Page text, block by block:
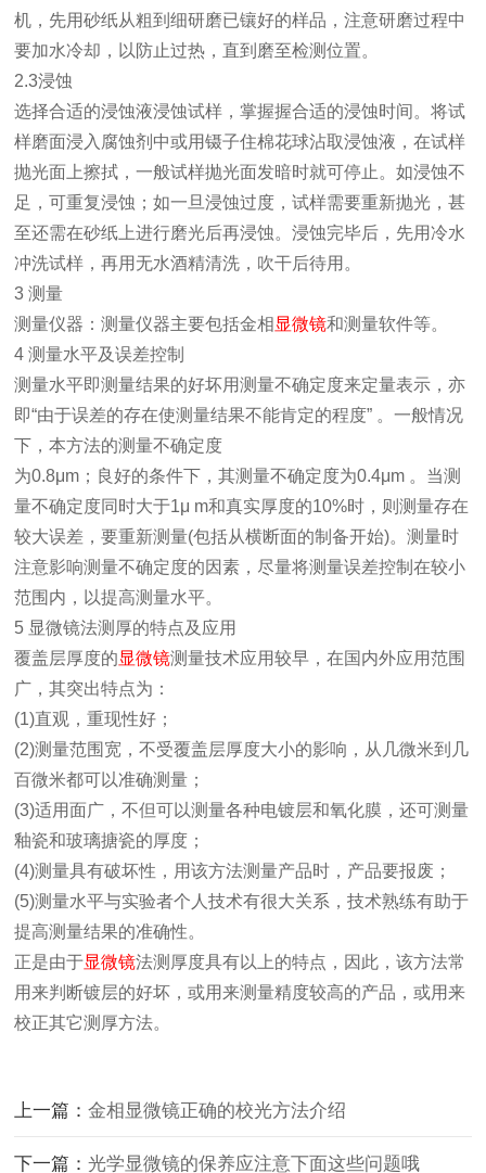
机，先用砂纸从粗到细研磨已镶好的样品，注意研磨过程中
要加水冷却，以防止过热，直到磨至检测位置。
2.3浸蚀
选择合适的浸蚀液浸蚀试样，掌握握合适的浸蚀时间。将试
样磨面浸入腐蚀剂中或用镊子住棉花球沾取浸蚀液，在试样
抛光面上擦拭，一般试样抛光面发暗时就可停止。如浸蚀不
足，可重复浸蚀；如一旦浸蚀过度，试样需要重新抛光，甚
至还需在砂纸上进行磨光后再浸蚀。浸蚀完毕后，先用冷水
冲洗试样，再用无水酒精清洗，吹干后待用。
3 测量
测量仪器：测量仪器主要包括金相 显微镜和测量软件等。
4 测量水平及误差控制
测量水平即测量结果的好坏用测量不确定度来定量表示，亦
即“由于误差的存在使测量结果不能肯定的程度” 。一般情况
下，本方法的测量不确定度
为0.8μm；良好的条件下，其测量不确定度为0.4μm 。当测
量不确定度同时大于1μ m和真实厚度的10%时，则测量存在
较大误差，要重新测量(包括从横断面的制备开始)。测量时
注意影响测量不确定度的因素，尽量将测量误差控制在较小
范围内，以提高测量水平。
5 显微镜法测厚的特点及应用
覆盖层厚度的显微镜测量技术应用较早，在国内外应用范围
广，其突出特点为：
(1)直观，重现性好；
(2)测量范围宽，不受覆盖层厚度大小的影响，从几微米到几
百微米都可以准确测量；
(3)适用面广，不但可以测量各种电镀层和氧化膜，还可测量
釉瓷和玻璃搪瓷的厚度；
(4)测量具有破坏性，用该方法测量产品时，产品要报废；
(5)测量水平与实验者个人技术有很大关系，技术熟练有助于
提高测量结果的准确性。
正是由于显微镜法测厚度具有以上的特点，因此，该方法常
用来判断镀层的好坏，或用来测量精度较高的产品，或用来
校正其它测厚方法。
上一篇：金相显微镜正确的校光方法介绍
下一篇：光学显微镜的保养应注意下面这些问题哦